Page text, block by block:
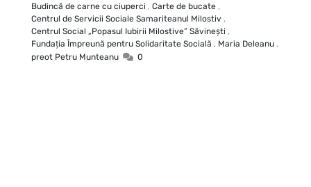
Budincă de carne cu ciuperci , Carte de bucate ,
Centrul de Servicii Sociale Samariteanul Milostiv ,
Centrul Social „Popasul Iubirii Milostive” Săvineşti ,
Fundația Împreună pentru Solidaritate Socială , Maria Deleanu ,
preot Petru Munteanu
0